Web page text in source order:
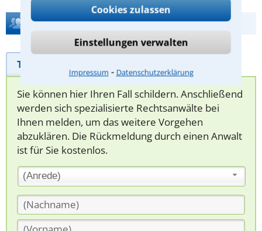
Cookies zulassen
Einstellungen verwalten
Impressum ⁃ Datenschutzerklärung
Hilfe bei Ihrer Anwaltsuche?
Telefonhilfe
Sie können hier Ihren Fall schildern. Anschließend
werden sich spezialisierte Rechtsanwälte bei
Ihnen melden, um das weitere Vorgehen
abzuklären. Die Rückmeldung durch einen Anwalt
ist für Sie kostenlos.
(Anrede)